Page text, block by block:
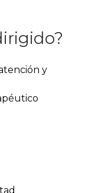
y